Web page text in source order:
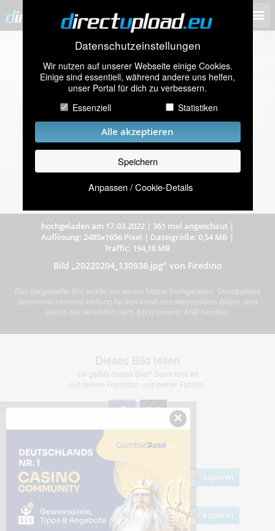
Datenschutzeinstellungen
Wir nutzen auf unserer Webseite einige Cookies.
Einige sind essentiell, während andere uns helfen,
unser Portal für dich zu verbessern.
Essenziell
Statistiken
Alle akzeptieren
Speichern
Anpassen / Cookie-Details
hochgeladen am 17.03.2022 | 361 mal angeschaut |
Auflösung: 2485x1656 Pixel | Dateigröße: 0,54 MB |
Traffic: 194,18 MB
Bild „20220204_130938.jpg” von Firedino
Das dargestellte Bild wurde von einem Nutzer hochgeladen. Directupload
übernimmt keinerlei Haftung für den Inhalt des dargestellten Bildes, wird
jedoch bei Verstößen nach §2(3) unserer AGB handeln.
Dieses Bild teilen
Dir gefällt dieses Bild? Dann teile es
mit deinen Freunden und deiner Familie.
Share Links
kopieren
HTML
kopieren
×